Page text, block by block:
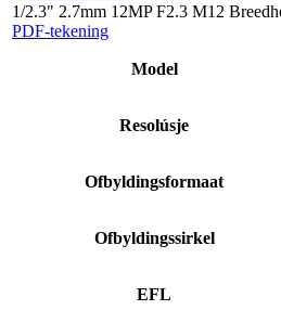
1/2.3" 2.7mm 12MP F2.3 M12
PDF-tekening
Model
Resolúsje
Ofbyldingsformaat
Ofbyldingssirkel
EFL